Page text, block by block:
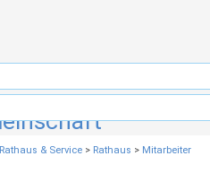
Rathaus & Service > Rathaus > Mitarbeiter